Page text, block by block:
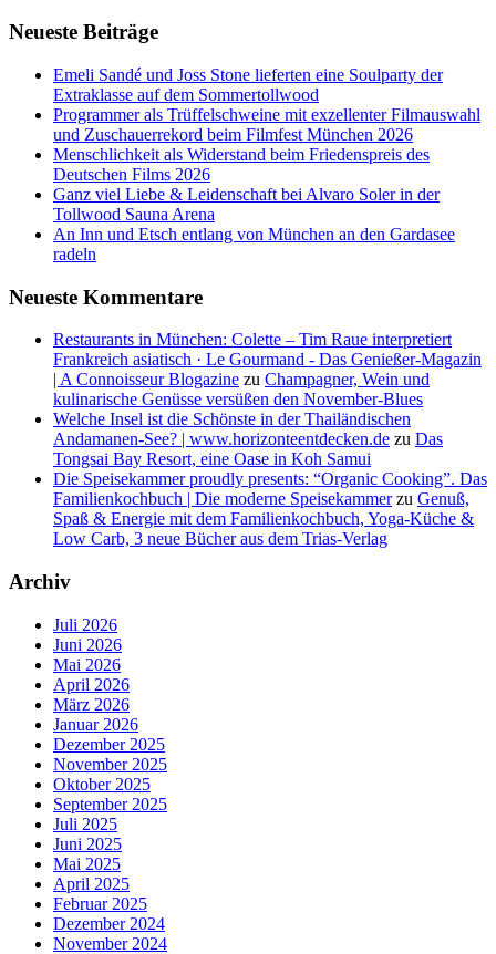
Neueste Beiträge
Emeli Sandé und Joss Stone lieferten eine Soulparty der
Extraklasse auf dem Sommertollwood
Programmer als Trüffelschweine mit exzellenter Filmauswahl
und Zuschauerrekord beim Filmfest München 2026
Menschlichkeit als Widerstand beim Friedenspreis des
Deutschen Films 2026
Ganz viel Liebe & Leidenschaft bei Alvaro Soler in der
Tollwood Sauna Arena
An Inn und Etsch entlang von München an den Gardasee
radeln
Neueste Kommentare
Restaurants in München: Colette – Tim Raue interpretiert
Frankreich asiatisch · Le Gourmand - Das Genießer-Magazin
| A Connoisseur Blogazine zu Champagner, Wein und
kulinarische Genüsse versüßen den November-Blues
Welche Insel ist die Schönste in der Thailändischen
Andamanen-See? | www.horizonteentdecken.de zu Das
Tongsai Bay Resort, eine Oase in Koh Samui
Die Speisekammer proudly presents: “Organic Cooking”. Das
Familienkochbuch | Die moderne Speisekammerzu Genuß,
Spaß & Energie mit dem Familienkochbuch, Yoga-Küche &
Low Carb, 3 neue Bücher aus dem Trias-Verlag
Archiv
Juli 2026
Juni 2026
Mai 2026
April 2026
März 2026
Januar 2026
Dezember 2025
November 2025
Oktober 2025
September 2025
Juli 2025
Juni 2025
Mai 2025
April 2025
Februar 2025
Dezember 2024
November 2024